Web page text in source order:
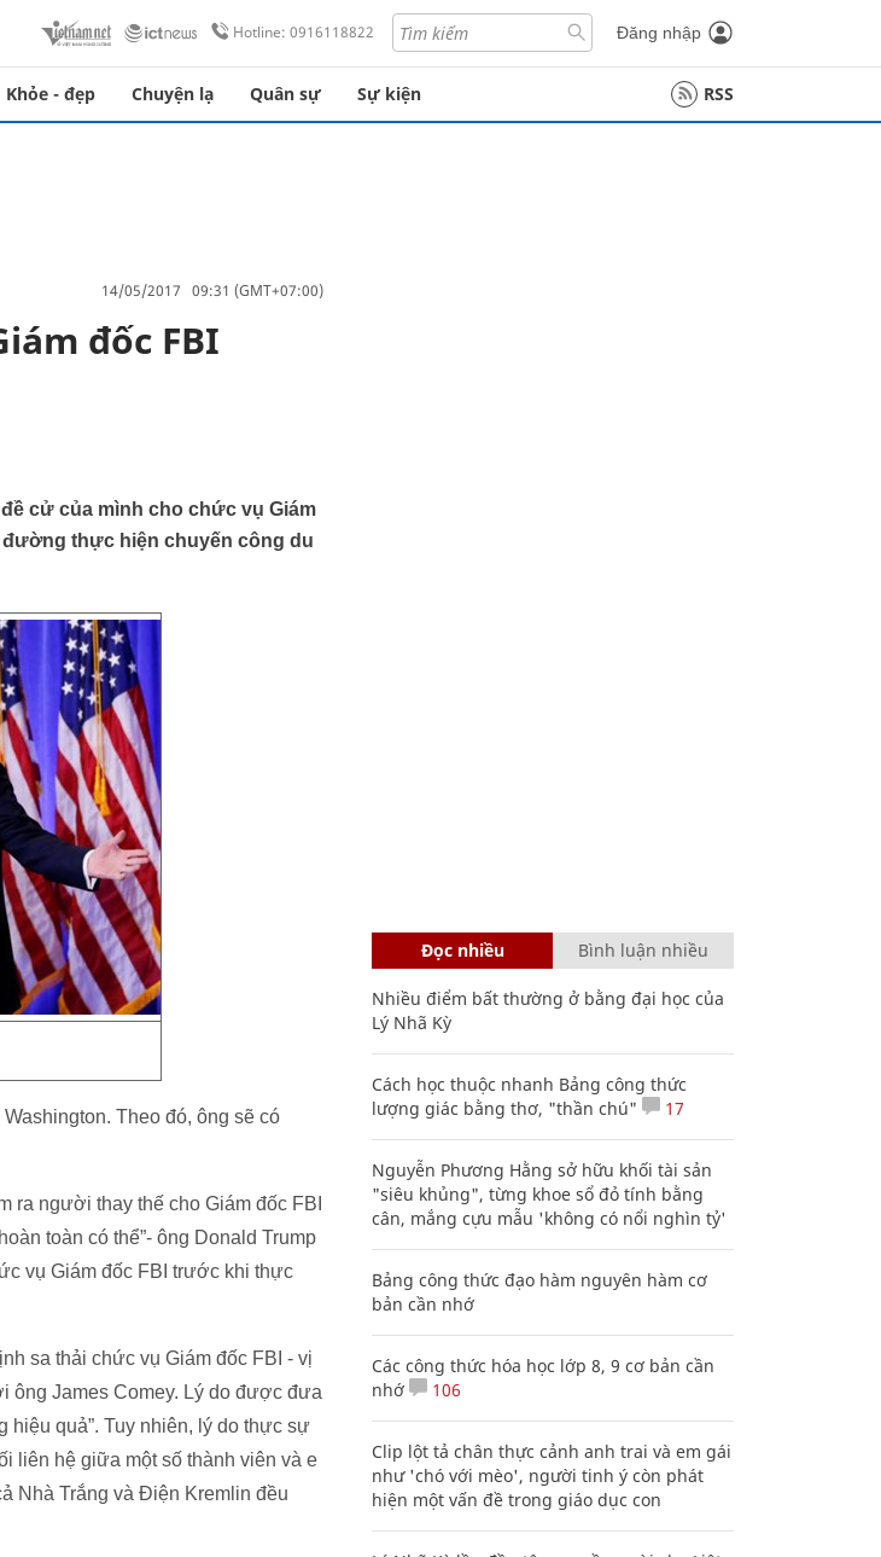
Hotline: 0916118822 Đăng nhập
Khỏe - đẹp Chuyện lạ Quân sự Sự kiện RSS
14/05/2017 09:31 (GMT+07:00)
đốc FBI
cử của mình cho chức vụ Giám
thực hiện chuyến công du
Theo đó, ông sẽ có
ra người thay thế cho Giám đốc FBI
toàn có thể”- ông Donald Trump
vụ Giám đốc FBI trước khi thực
sa thải chức vụ Giám đốc FBI - vị
ông James Comey. Lý do được đưa
hiệu quả”. Tuy nhiên, lý do thực sự
liên hệ giữa một số thành viên và e
Nhà Trắng và Điện Kremlin đều
Đọc nhiều Bình luận nhiều
Nhiều điểm bất thường ở bằng đại học của
Lý Nhã Kỳ
Cách học thuộc nhanh Bảng công thức
lượng giác bằng thơ, "thần chú"
17
Nguyễn Phương Hằng sở hữu khối tài sản
"siêu khủng", từng khoe sổ đỏ tính bằng
cân, mắng cựu mẫu 'không có nổi nghìn tỷ'
Bảng công thức đạo hàm nguyên hàm cơ
bản cần nhớ
Các công thức hóa học lớp 8, 9 cơ bản cần
nhớ
106
Clip lột tả chân thực cảnh anh trai và em gái
như 'chó với mèo', người tinh ý còn phát
hiện một vấn đề trong giáo dục con